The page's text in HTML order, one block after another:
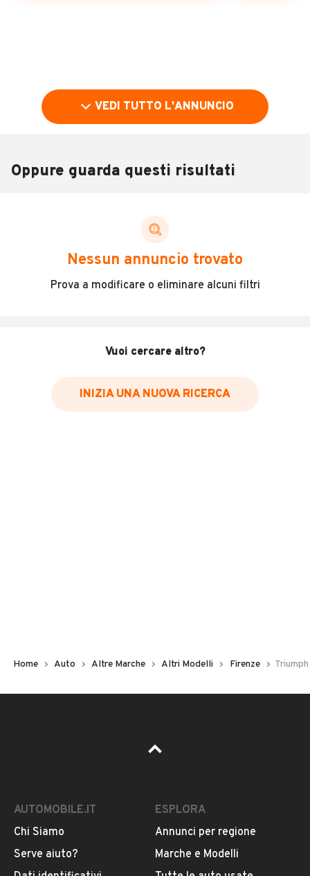
Triumph Spitfire 1500
Carrozzeria con pochi segni dell’utilizzo, interni ottimi e
Con hardtop originale
Versione
17.000
Luglio 1977
Tuscany Classics
Iscritto da 3 anni
VEDI TUTTO L'ANNUNCIO
Oppure guarda questi risultati
Nessun annuncio trovato
Prova a modificare o eliminare alcuni filtri
Vuoi cercare altro?
INIZIA UNA NUOVA RICERCA
Home Auto Altre Marche Altri Modelli Firenze
AUTOMOBILE.IT
Chi Siamo
Serve aiuto?
ESPLORA
Annunci per regione
Marche e Modelli